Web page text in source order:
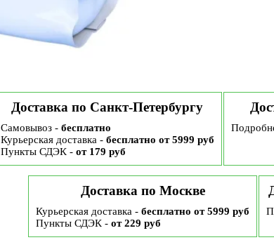
Доставка по Санкт-Петербургу
Самовывоз - бесплатно
Курьерская доставка - бесплатно от 5999 руб
Пункты СДЭК - от 179 руб
Доставка по Москве
Курьерская доставка - бесплатно от 5999 руб
Пункты СДЭК - от 229 руб